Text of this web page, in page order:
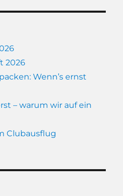
2026
Wenn’s ernst
– warum wir auf ein
Clubausflug